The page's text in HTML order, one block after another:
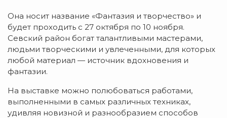
Она носит название «Фантазия и творчество» и
будет проходить с 27 октября по 10 ноября.
Севский район богат талантливыми мастерами,
людьми творческими и увлеченными, для которых
любой материал — источник вдохновения и
фантазии.
На выставке можно полюбоваться работами,
выполненными в самых различных техниках,
удивляя новизной и разнообразием способов